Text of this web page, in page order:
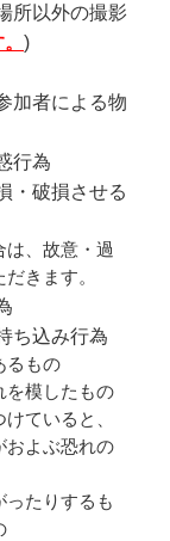
所以外の撮影
)
加者による物
行為
・破損させる
は、故意・過
きます。
ち込み行為
るもの
を模したもの
ていると、
およぶ恐れの
ったりするも